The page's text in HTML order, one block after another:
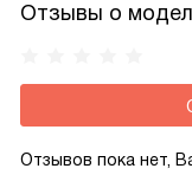
Отзывы о
Отзывов пока нет,